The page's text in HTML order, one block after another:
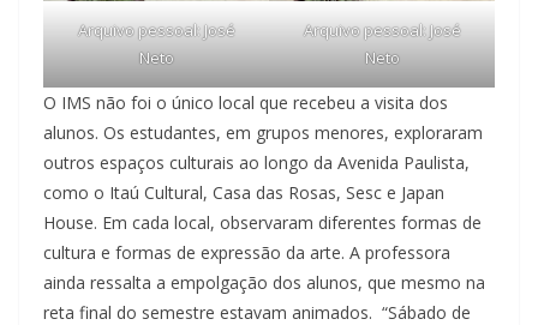
Arquivo pessoal: José
Neto
Arquivo pessoal: José
Neto
O IMS não foi o único local que recebeu a visita dos
alunos. Os estudantes, em grupos menores, exploraram
outros espaços culturais ao longo da Avenida Paulista,
como o Itaú Cultural, Casa das Rosas, Sesc e Japan
House. Em cada local, observaram diferentes formas de
cultura e formas de expressão da arte. A professora
ainda ressalta a empolgação dos alunos, que mesmo na
reta final do semestre estavam animados. “Sábado de